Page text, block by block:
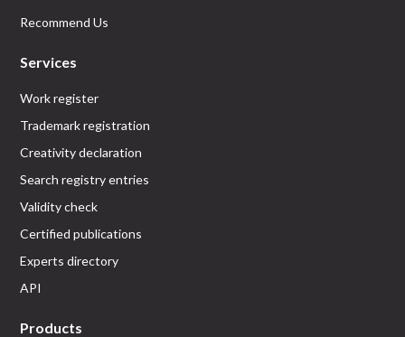
Recommend Us
Services
Work register
Trademark registration
Creativity declaration
Search registry entries
Validity check
Certified publications
Experts directory
API
Products